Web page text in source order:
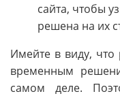
сайта, чтобы
решена на их
Имейте в виду,
временным
самом деле.